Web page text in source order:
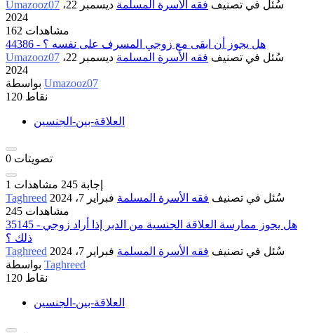
Umazooz07 سُئل في تصنيف فقه الأسرة المسلمة
ديسمبر 22،
2024
162 مشاهدات
44386 - هل يجوز أن ابقى مع زوجي المسرف على نفسه ؟
Umazooz07
سُئل في تصنيف فقه الأسرة المسلمة
ديسمبر 22،
2024
Umazooz07
120 نقاط
العلاقة-بين-الجنسين
0 تصويتات
1 إجابة 245 مشاهدات
Taghreed
سُئل في تصنيف فقه الأسرة المسلمة فبراير 7، 2024
245 مشاهدات
35145 - هل يجوز ممارسة العلاقة الجنسية من الدبر إذا أراد زوجي
ذلك ؟
Taghreed
سُئل في تصنيف فقه الأسرة المسلمة فبراير 7، 2024
Taghreed
120 نقاط
العلاقة-بين-الجنسين